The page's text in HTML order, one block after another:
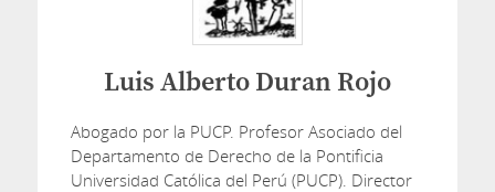
Luis Alberto Duran Rojo
Abogado por la PUCP. Profesor Asociado del
Departamento de Derecho de la Pontificia
Universidad Católica del Perú (PUCP). Director